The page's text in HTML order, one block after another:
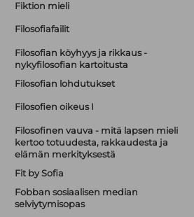
Fiktion mieli
Filosofiafailit
Filosofian köyhyys ja rikkaus -
nykyfilosofian kartoitusta
Filosofian lohdutukset
Filosofien oikeus I
Filosofinen vauva - mitä lapsen mieli
kertoo totuudesta, rakkaudesta ja
elämän merkityksestä
Fit by Sofia
Fobban sosiaalisen median
selviytymisopas